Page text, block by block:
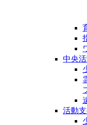
中央
活動